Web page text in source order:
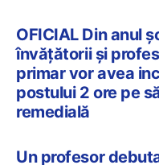
OFICIAL Din anul
învățătorii și
primar vor avea
postului 2 ore pe
remedială
Un profesor